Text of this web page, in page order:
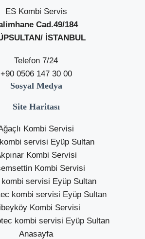
ES Kombi Servis
Cad.49/184
İSTANBUL
Telefon 7/24
+90 0506 147 30 00
Sosyal Medya
Site Haritası
Kombi Servisi
servisi Eyüp Sultan
Kombi Servisi
Kombi Servisi
servisi Eyüp Sultan
kombi servisi Eyüp Sultan
Kombi Servisi
kombi servisi Eyüp Sultan
Anasayfa